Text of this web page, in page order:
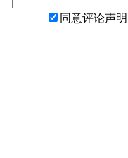
同意评论声明